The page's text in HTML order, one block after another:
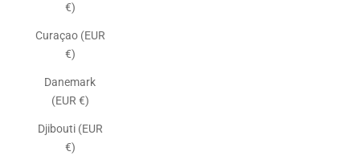
€)
Curaçao (EUR
€)
Danemark
(EUR €)
Djibouti (EUR
€)